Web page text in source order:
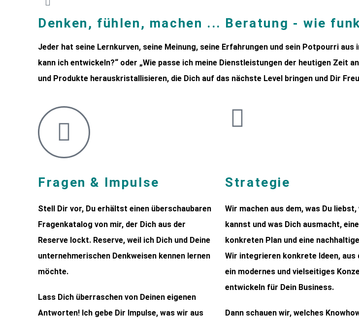
Denken, fühlen, machen ... Beratung - wie
Jeder hat seine Lernkurven, seine Meinung, seine Erfahrungen und sein Potpourri
kann ich entwickeln?“ oder „Wie passe ich meine Dienstleistungen der heutigen Zeit
und Produkte herauskristallisieren, die Dich auf das nächste Level bringen und Dir
Fragen & Impulse
Stell Dir vor, Du erhältst einen überschaubaren
Fragenkatalog von mir, der Dich aus der
Reserve lockt. Reserve, weil ich Dich und Deine
unternehmerischen Denkweisen kennen lernen
möchte.
Lass Dich überraschen von Deinen eigenen
Antworten! Ich gebe Dir Impulse, was wir aus
Strategie
Wir machen aus dem, was Du liebst,
kannst und was Dich ausmacht,
konkreten Plan und eine
Wir integrieren konkrete Ideen, aus
ein modernes und vielseitiges
entwickeln für Dein Business.
Dann schauen wir, welches